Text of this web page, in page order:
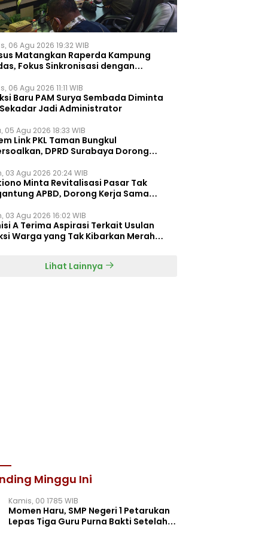
06 Agu 2026 19:32 WIB
Matangkan Raperda Kampung
Fokus Sinkronisasi dengan
06 Agu 2026 11:11 WIB
Baru PAM Surya Sembada Diminta
Jadi Administrator
05 Agu 2026 18:33 WIB
Link PKL Taman Bungkul
DPRD Surabaya Dorong
03 Agu 2026 20:24 WIB
Minta Revitalisasi Pasar Tak
APBD, Dorong Kerja Sama
03 Agu 2026 16:02 WIB
A Terima Aspirasi Terkait Usulan
Warga yang Tak Kibarkan Merah
Lihat Lainnya
Minggu Ini
Kamis, 00 1785 WIB
Momen Haru, SMP Negeri 1 Petarukan
Lepas Tiga Guru Purna Bakti Setelah